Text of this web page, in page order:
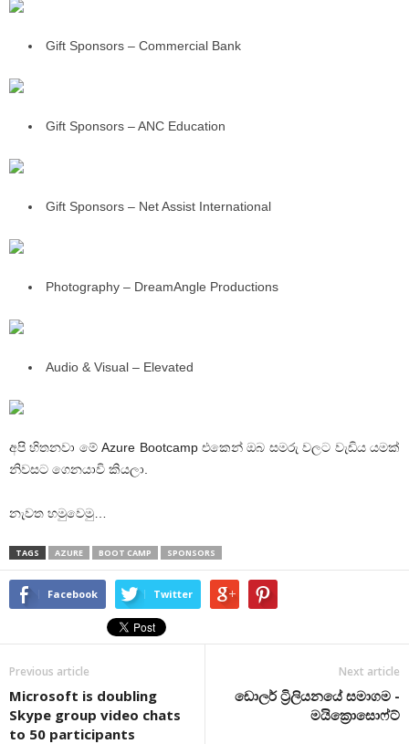
Gift Sponsors – Commercial Bank
Gift Sponsors – ANC Education
Gift Sponsors – Net Assist International
Photography – DreamAngle Productions
Audio & Visual – Elevated
අපි හිතනවා මේ Azure Bootcamp එකෙන් ඔබ සමරු වලට වැඩිය යමක්
නිවසට ගෙනයාවි කියලා.
නැවත හමුවෙමු…
TAGS AZURE BOOT CAMP SPONSORS
Facebook Twitter
Previous article
Microsoft is doubling
Skype group video chats
to 50 participants
Next article
ඩොලර් ට්‍රිලියනයේ සමාගම -
මයික්‍රොසොෆ්ට්